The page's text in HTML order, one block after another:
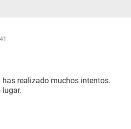
has realizado muchos intentos.
lugar.